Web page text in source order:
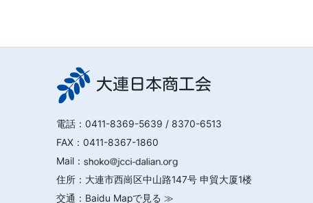
大連日本商工会
電話： 0411-8369-5639 / 8370-6513
FAX：0411-8367-1860
Mail：
住所：大連市西崗区中山路147号 申貿大厦1楼
交通： Baidu Mapで見る ≫